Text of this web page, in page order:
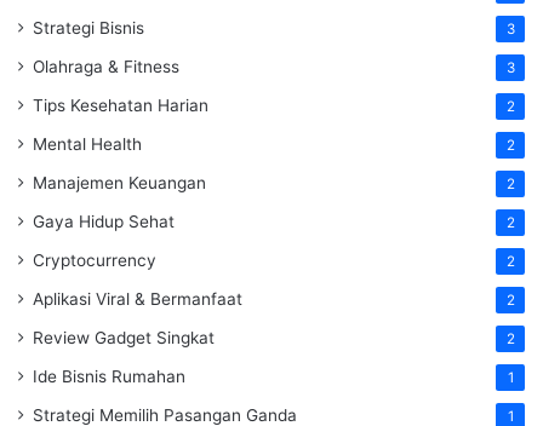
Strategi Bisnis 3
Olahraga & Fitness 3
Tips Kesehatan Harian 2
Mental Health 2
Manajemen Keuangan 2
Gaya Hidup Sehat 2
Cryptocurrency 2
Aplikasi Viral & Bermanfaat 2
Review Gadget Singkat 2
Ide Bisnis Rumahan 1
Strategi Memilih Pasangan Ganda 1